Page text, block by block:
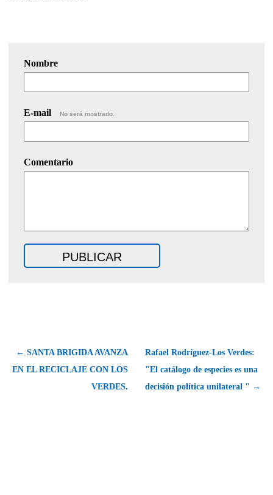
Nombre
E-mail No será mostrado.
Comentario
← SANTA BRIGIDA AVANZA
EN EL RECICLAJE CON LOS
VERDES.
Rafael Rodríguez-Los Verdes:
"El catálogo de especies es una
decisión política unilateral " →